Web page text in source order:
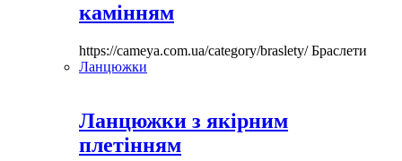
камінням
https://cameya.com.ua/category/braslety/Браслети
Ланцюжки
Ланцюжки з якірним
плетінням